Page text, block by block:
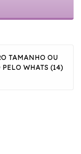
TAMANHO OU
WHATS (14)